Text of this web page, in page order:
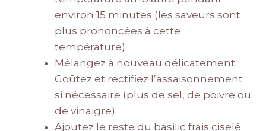
environ 15 minutes (les saveurs sont
plus prononcées à cette
température).
Mélangez à nouveau délicatement.
Goûtez et rectifiez l’assaisonnement
si nécessaire (plus de sel, de poivre ou
de vinaigre).
Ajoutez le reste du basilic frais ciselé